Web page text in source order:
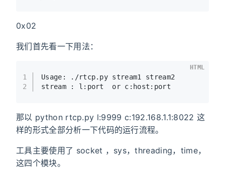
0x02
我们首先看一下用法：
1
2
Usage: ./rtcp.py stream1 stream2
stream : l:port  or c:host:port
HTML
那以 python rtcp.py l:9999 c:192.168.1.1:8022 这
样的形式全部分析一下代码的运行流程。
工具主要使用了 socket ，sys，threading，time，
这四个模块。